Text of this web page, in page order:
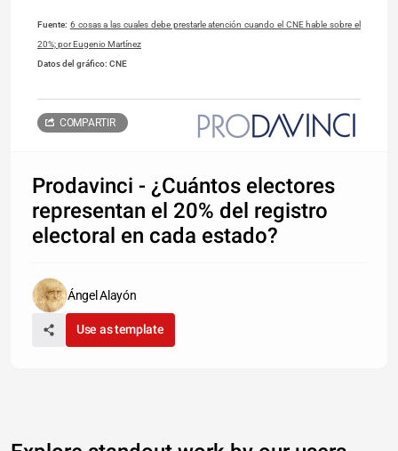
Fuente: 6 cosas a las cuales debe prestarle atención cuando el CNE hable sobre el
20%; por Eugenio Martínez
Datos del gráfico: CNE
COMPARTIR
Prodavinci - ¿Cuántos electores
representan el 20% del registro
electoral en cada estado?
Ángel Alayón
Use as template